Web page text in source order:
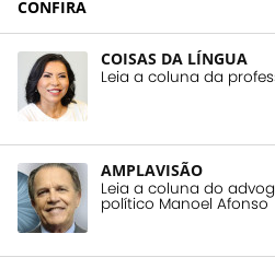
CONFIRA
COISAS DA LÍNGUA
Leia a coluna da
AMPLAVISÃO
Leia a coluna do
político Manoel Afonso